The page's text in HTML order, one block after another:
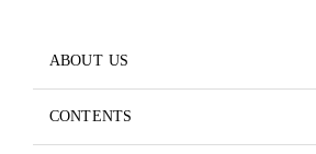
ABOUT US
CONTENTS